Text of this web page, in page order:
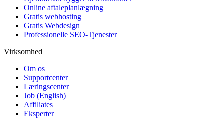
Online aftaleplanlægning
Gratis webhosting
Gratis Webdesign
Professionelle SEO-Tjenester
Virksomhed
Om os
Supportcenter
Læringscenter
Job (English)
Affiliates
Eksperter